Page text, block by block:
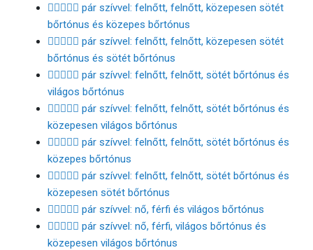
🧑🏾‍❤️‍🧑🏽 pár szívvel: felnőtt, felnőtt, közepesen sötét
bőrtónus és közepes bőrtónus
🧑🏾‍❤️‍🧑🏿 pár szívvel: felnőtt, felnőtt, közepesen sötét
bőrtónus és sötét bőrtónus
🧑🏿‍❤️‍🧑🏻 pár szívvel: felnőtt, felnőtt, sötét bőrtónus és
világos bőrtónus
🧑🏿‍❤️‍🧑🏼 pár szívvel: felnőtt, felnőtt, sötét bőrtónus és
közepesen világos bőrtónus
🧑🏿‍❤️‍🧑🏽 pár szívvel: felnőtt, felnőtt, sötét bőrtónus és
közepes bőrtónus
🧑🏿‍❤️‍🧑🏾 pár szívvel: felnőtt, felnőtt, sötét bőrtónus és
közepesen sötét bőrtónus
👩🏻‍❤️‍👨🏻 pár szívvel: nő, férfi és világos bőrtónus
👩🏻‍❤️‍👨🏼 pár szívvel: nő, férfi, világos bőrtónus és
közepesen világos bőrtónus